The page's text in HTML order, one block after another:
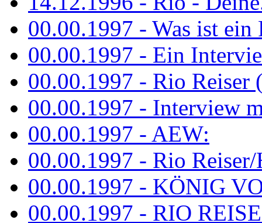
00.00.1997 - Was ist ein
00.00.1997 - Ein
00.00.1997 - Rio Reiser
00.00.1997 - Interview
00.00.1997 - AEW:
00.00.1997 - Rio Reiser/
00.00.1997 - KÖNIG
00.00.1997 - RIO